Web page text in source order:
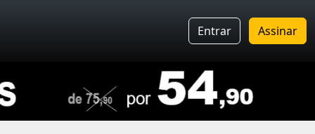
Entrar Assinar